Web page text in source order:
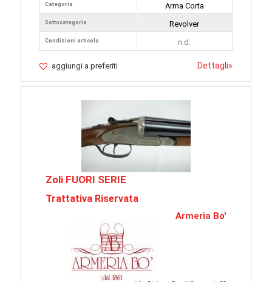
Categoria
Sottocategoria
Condizioni articolo
Arma Corta
Revolver
n.d.
aggiungi a preferiti Dettagli»
Zoli FUORI SERIE
Trattativa Riservata
Armeria Bo'